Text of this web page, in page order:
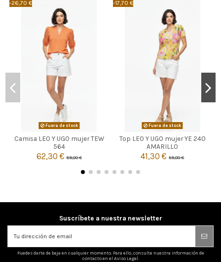
-26,70 €
Fuera de stock
Camisa LEO Y UGO mujer TEW
564
62,30 €89,00 €
 Agotado
-17,70 €
Fuera de stock
Top LEO Y UGO mujer YE 240
AMARILLO
41,30 €59,00 €
 Agotado
Suscríbete a nuestra newsletter
Puedes darte de baja en cualquier momento. Para ello, consulte nuestra información de
contacto en el Aviso Legal.